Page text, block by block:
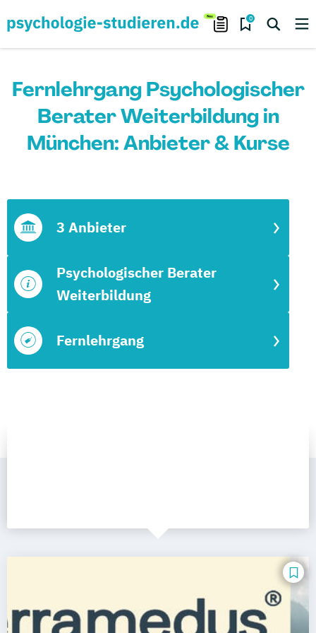
0
Fernlehrgang Psychologischer
Berater Weiterbildung in
München: Anbieter & Kurse
Fernlehrgang
Psychologischer Berater
Weiterbildung
3 Anbieter